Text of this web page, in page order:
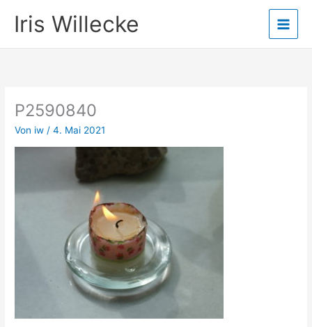
InhaltIris Willecke
P2590840
Von iw /4. Mai 2021